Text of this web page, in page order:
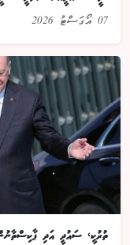
07 އޯގަސްޓު 2026
ތުރުކީ، ސައުދީ އަދި